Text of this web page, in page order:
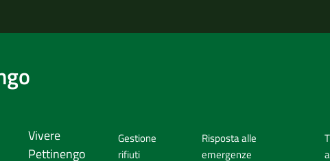
Vivere
Pettinengo
Gestione
rifiuti
Risposta alle
emergenze